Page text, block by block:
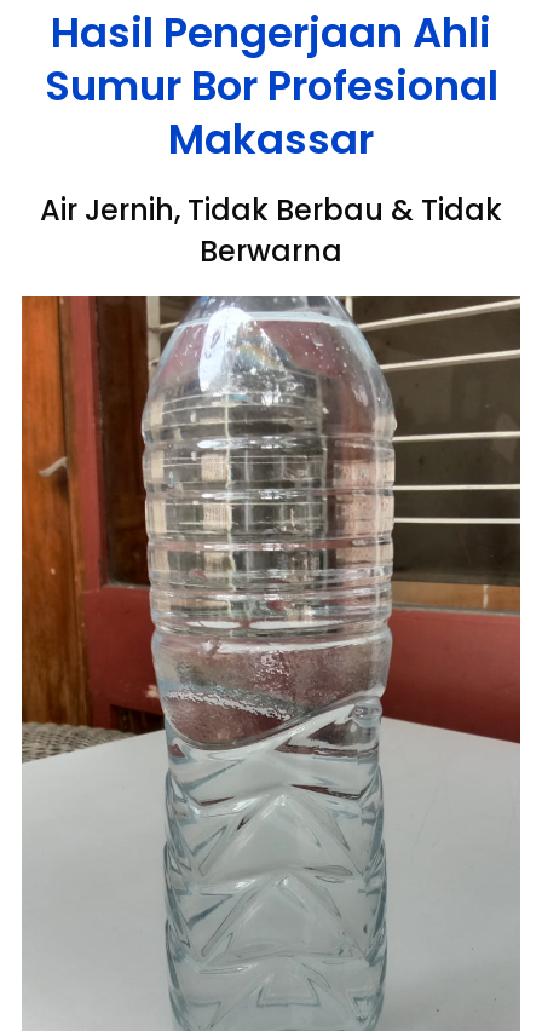
Hasil Pengerjaan Ahli
Sumur Bor Profesional
Makassar
Air Jernih, Tidak Berbau & Tidak
Berwarna